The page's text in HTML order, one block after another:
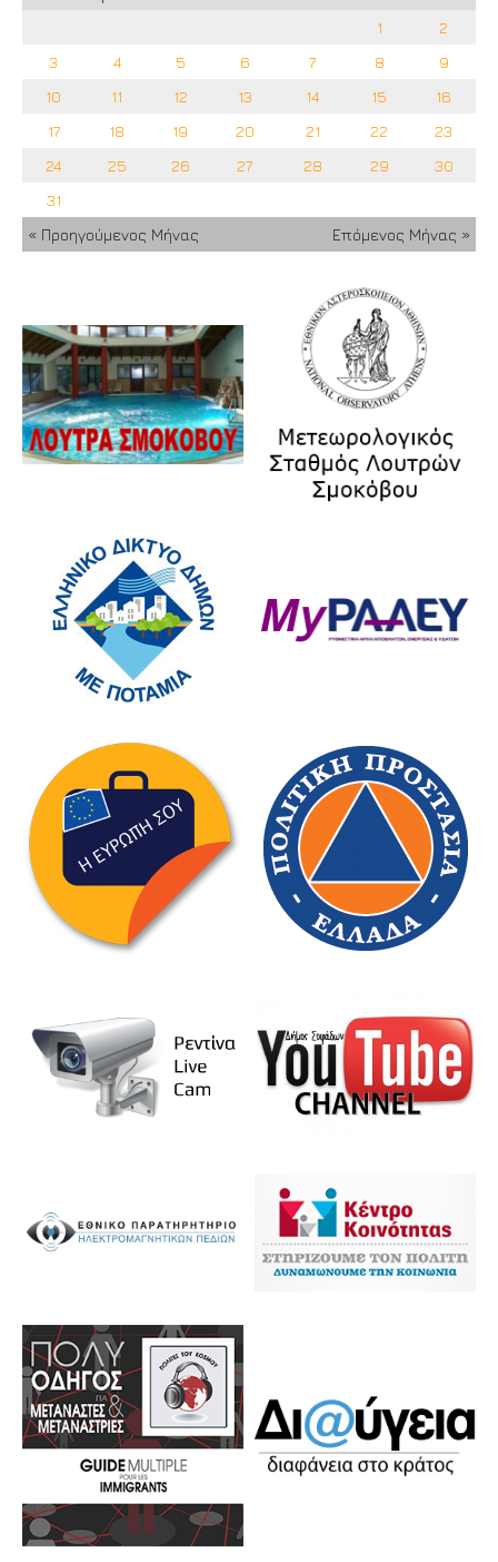
1
2
3
4 5 6 7 8
9
10
11 12 13 14 15
16
17
18 19 20 21 22
23
24
25 26 27 28 29
30
31
« Προηγούμενος Μήνας
Επόμενος Μήνας »